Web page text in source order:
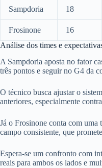
Sampdoria 18
Frosinone 16
Análise dos times e
A Sampdoria aposta no fator
três pontos e seguir no G4 da
O técnico busca ajustar o
anteriores, especialmente
Já o Frosinone conta com
campo consistente, que
Espera-se um confronto com
reais para ambos os lados e